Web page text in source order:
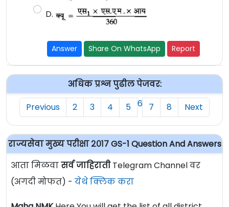
D.
Answer Share On WhatsApp Report
अधिक प्रश्न पुढील पेजवर:
Previous
2 3 4 5 6 7 8 Next
राज्यसेवा मुख्य परीक्षा २०१७ GS-1 Question And Answers
आता मिळवासर्व जाहिरातीTelegram Channel वर
(अगदी मोफत) - येथे क्लिक करा